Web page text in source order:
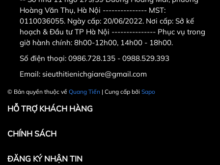
Hoàng Văn Thụ, Hà Nội --------------- MST:
0110036055. Ngày cấp: 20/06/2022. Nơi cấp: Sở kế
hoạch & Đầu tư TP Hà Nội --------------- Phục vụ trong
giờ hành chính: 8h00-12h00, 14h00 - 18h00.
Số điện thoại: 0986.728.135 - 0988.529.393
Email: sieuthitienichgiare@gmail.com
© Bản quyền thuộc về Quang Tiến | Cung cấp bởi Sapo
HỖ TRỢ KHÁCH HÀNG
CHÍNH SÁCH
ĐĂNG KÝ NHẬN TIN